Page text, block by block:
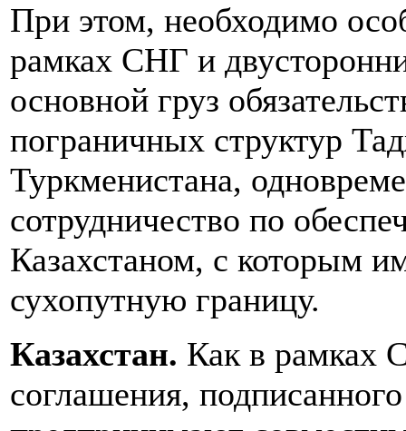
При этом, необходимо
рамках СНГ и
основной груз
пограничных структур
Туркменистана,
сотрудничество по
Казахстаном, с которым
сухопутную границу.
Казахстан. Как в рамках
соглашения,